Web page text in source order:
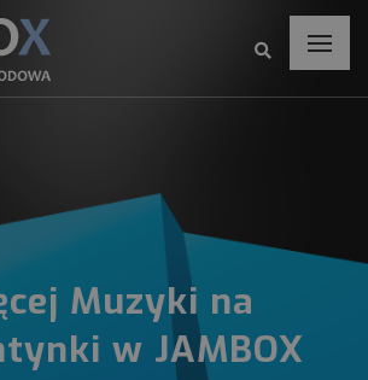
Muzyki na
w JAMBOX